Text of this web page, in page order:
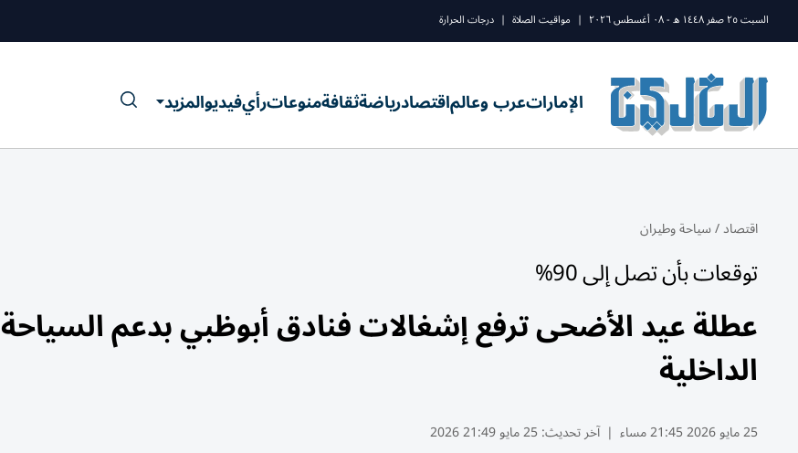
السبت ٢٥ صفر ١٤٤٨ ه - ٠٨ أغسطس ٢٠٢٦ | مواقيت الصلاة | درجات الحرارة
الإماراتعرب وعالماقتصادرياضةثقافةمنوعاترأيفيديوالمزيد
اقتصاد/سياحة وطيران
توقعات بأن تصل إلى 90%
عطلة عيد الأضحى ترفع إشغالات فنادق أبوظبي بدعم السياحة
الداخلية
25 مايو 2026 21:45 مساء | آخر تحديث:25 مايو 21:49 2026